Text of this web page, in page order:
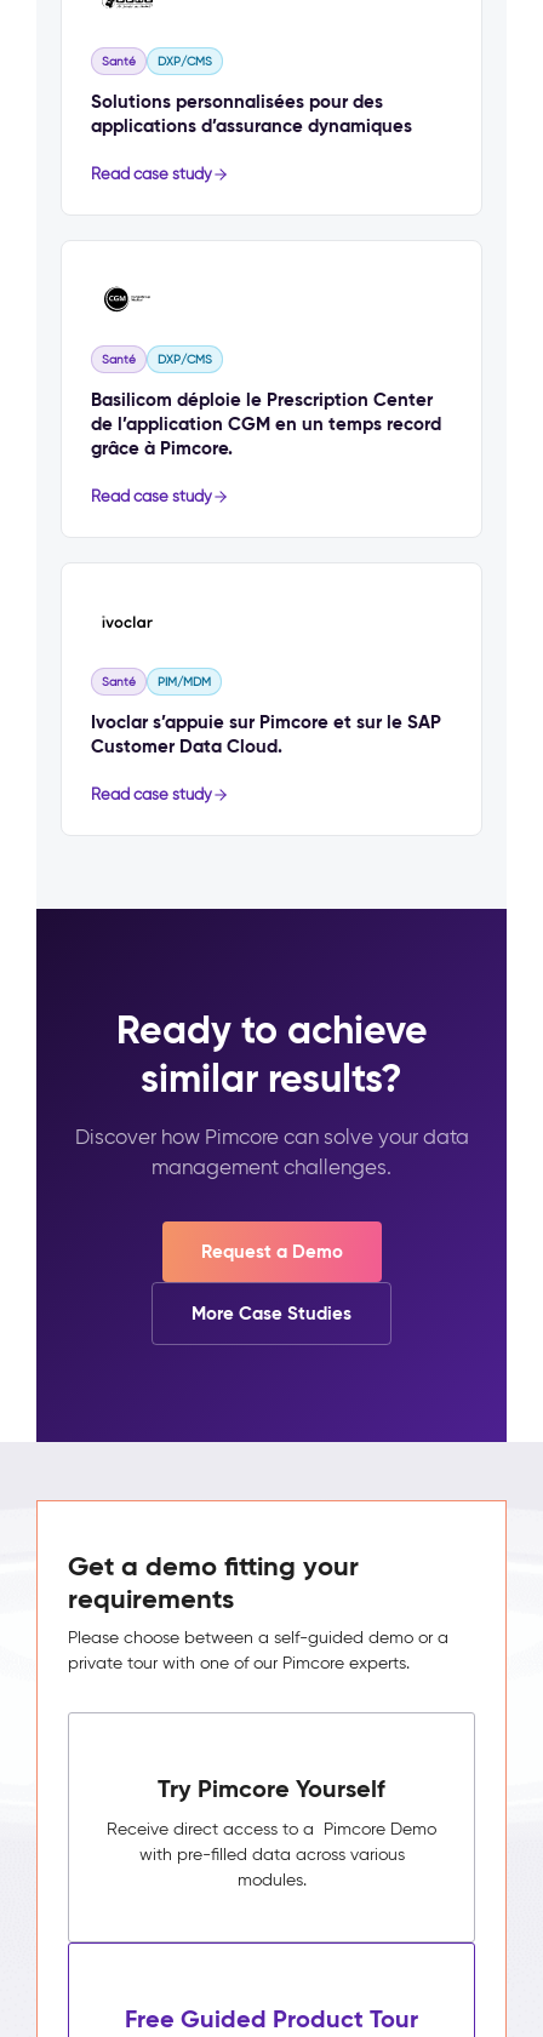
Santé DXP/CMS
Solutions personnalisées pour des
applications d’assurance dynamiques
Read case study
Santé DXP/CMS
Basilicom déploie le Prescription Center
de l’application CGM en un temps record
grâce à Pimcore.
Read case study
Santé PIM/MDM
Ivoclar s’appuie sur Pimcore et sur le SAP
Customer Data Cloud.
Read case study
Ready to achieve
similar results?
Discover how Pimcore can solve your data
management challenges.
Request a Demo
More Case Studies
Get a demo fitting your
requirements
Please choose between a self-guided demo or a
private tour with one of our Pimcore experts.
Try Pimcore Yourself
Receive direct access to a Pimcore Demo
with pre-filled data across various
modules.
Free Guided Product Tour